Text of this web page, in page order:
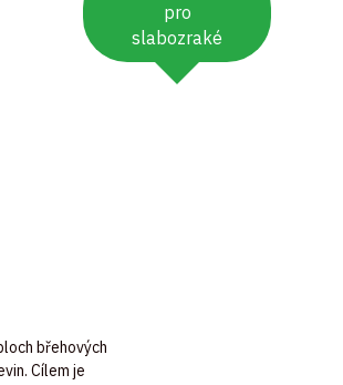
pro
slabozraké
břehových
.Cílem je